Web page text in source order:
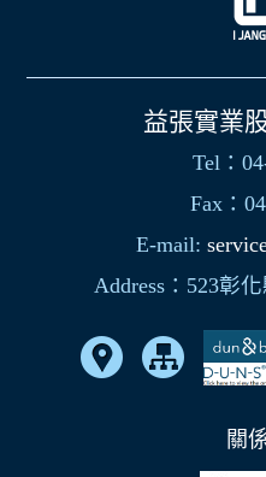
益張實業
Tel：
Fax：
E-mail:
Address：523彰
關